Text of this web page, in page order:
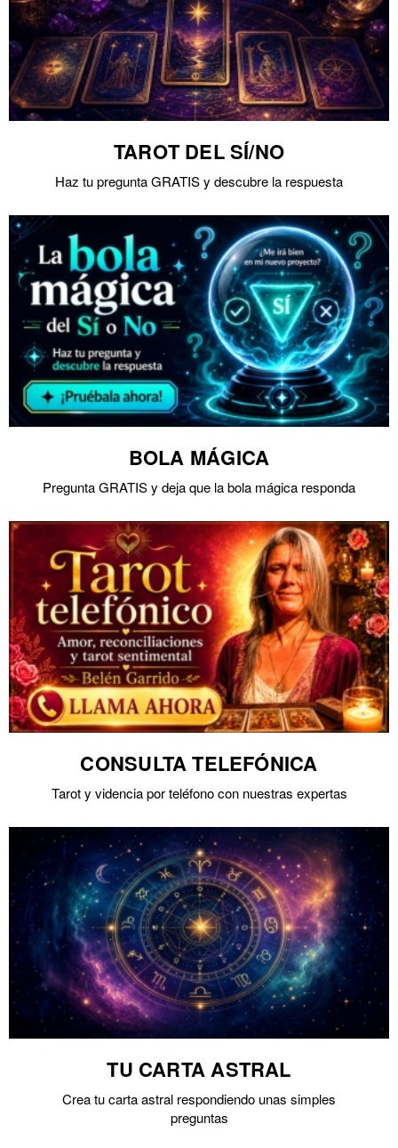
TAROT DEL SÍ/NO
Haz tu pregunta GRATIS y descubre la respuesta
BOLA MÁGICA
Pregunta GRATIS y deja que la bola mágica responda
CONSULTA TELEFÓNICA
Tarot y videncia por teléfono con nuestras expertas
TU CARTA ASTRAL
Crea tu carta astral respondiendo unas simples
preguntas